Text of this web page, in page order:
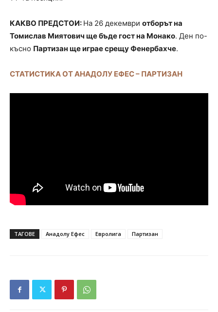
КАКВО ПРЕДСТОИ: На 26 декември отборът на
Томислав Миятович ще бъде гост на Монако. Ден по-
късно Партизан ще играе срещу Фенербахче.
СТАТИСТИКА ОТ АНАДОЛУ ЕФЕС – ПАРТИЗАН
ТАГОВЕ Анадолу Ефес Евролига Партизан